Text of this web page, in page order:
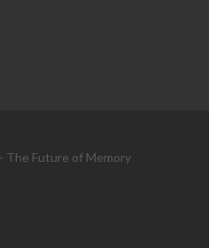
The Future of Memory